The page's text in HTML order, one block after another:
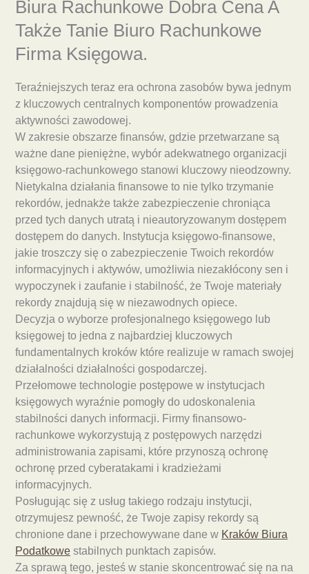
Biura Rachunkowe Dobra Cena A
Także Tanie Biuro Rachunkowe
Firma Księgowa.
Teraźniejszych teraz era ochrona zasobów bywa jednym
z kluczowych centralnych komponentów prowadzenia
aktywności zawodowej.
W zakresie obszarze finansów, gdzie przetwarzane są
ważne dane pieniężne, wybór adekwatnego organizacji
księgowo-rachunkowego stanowi kluczowy nieodzowny.
Nietykalna działania finansowe to nie tylko trzymanie
rekordów, jednakże także zabezpieczenie chroniąca
przed tych danych utratą i nieautoryzowanym dostępem
dostępem do danych. Instytucja księgowo-finansowe,
jakie troszczy się o zabezpieczenie Twoich rekordów
informacyjnych i aktywów, umożliwia niezakłócony sen i
wypoczynek i zaufanie i stabilność, że Twoje materiały
rekordy znajdują się w niezawodnych opiece.
Decyzja o wyborze profesjonalnego księgowego lub
księgowej to jedna z najbardziej kluczowych
fundamentalnych kroków które realizuje w ramach swojej
działalności działalności gospodarczej.
Przełomowe technologie postępowe w instytucjach
księgowych wyraźnie pomogły do udoskonalenia
stabilności danych informacji. Firmy finansowo-
rachunkowe wykorzystują z postępowych narzędzi
administrowania zapisami, które przynoszą ochronę
ochronę przed cyberatakami i kradzieżami
informacyjnych.
Posługując się z usług takiego rodzaju instytucji,
otrzymujesz pewność, że Twoje zapisy rekordy są
chronione dane i przechowywane dane w Kraków Biura
Podatkowe stabilnych punktach zapisów.
Za sprawą tego, jesteś w stanie skoncentrować się na na